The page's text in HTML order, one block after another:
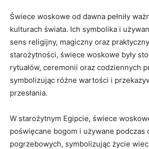
Świece woskowe ⁣od dawna pełniły
kulturach świata. Ich symbolika i
sens religijny, magiczny oraz
starożytności, świece‍ woskowe były
rytuałów, ceremonii oraz codziennych
symbolizując różne wartości i
przesłania.
W starożytnym Egipcie, świece
poświęcane bogom i używane podczas
pogrzebowych, symbolizując życie